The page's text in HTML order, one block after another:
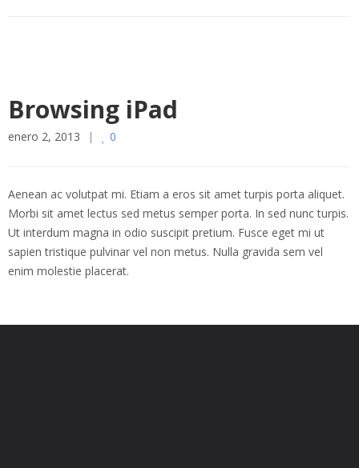
Browsing iPad
enero 2, 2013 0
Aenean ac volutpat mi. Etiam a eros sit amet turpis porta aliquet.
Morbi sit amet lectus sed metus semper porta. In sed nunc turpis.
Ut interdum magna in odio suscipit pretium. Fusce eget mi ut
sapien tristique pulvinar vel non metus. Nulla gravida sem vel
enim molestie placerat.